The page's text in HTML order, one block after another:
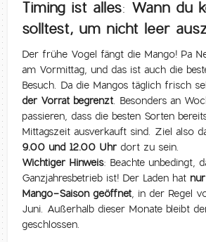
Timing ist alles: Wann du
solltest, um nicht leer
Der frühe Vogel fängt die Mango! Pa
am Vormittag, und das ist auch die
Besuch. Da die Mangos täglich frisch
der Vorrat begrenzt. Besonders an
passieren, dass die besten Sorten
Mittagszeit ausverkauft sind. Ziel also
9.00 und 12.00 Uhr dort zu sein.
Wichtiger Hinweis: Beachte unbedingt,
Ganzjahresbetrieb ist! Der Laden hat
Mango-Saison geöffnet, in der Regel
Juni. Außerhalb dieser Monate bleibt
geschlossen.